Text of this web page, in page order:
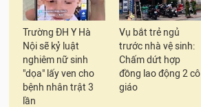
Trường ĐH Y Hà
Nội sẽ kỷ luật
nghiêm nữ sinh
"dọa" lấy ven cho
bệnh nhân trật 3
lần
Vụ bắt trẻ ngủ
trước nhà vệ sinh:
Chấm dứt hợp
đồng lao động 2 cô
giáo